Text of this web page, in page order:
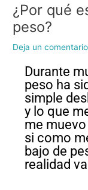
¿Por qué
peso?
Deja un comentario
Durante
peso ha
simple
y lo que
me
si como
bajo de
realidad